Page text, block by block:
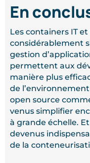
En
Les containers IT
considérablement
gestion
permettent aux
manière plus
de
open source
venus simplifier
à grande échelle.
devenus
de la